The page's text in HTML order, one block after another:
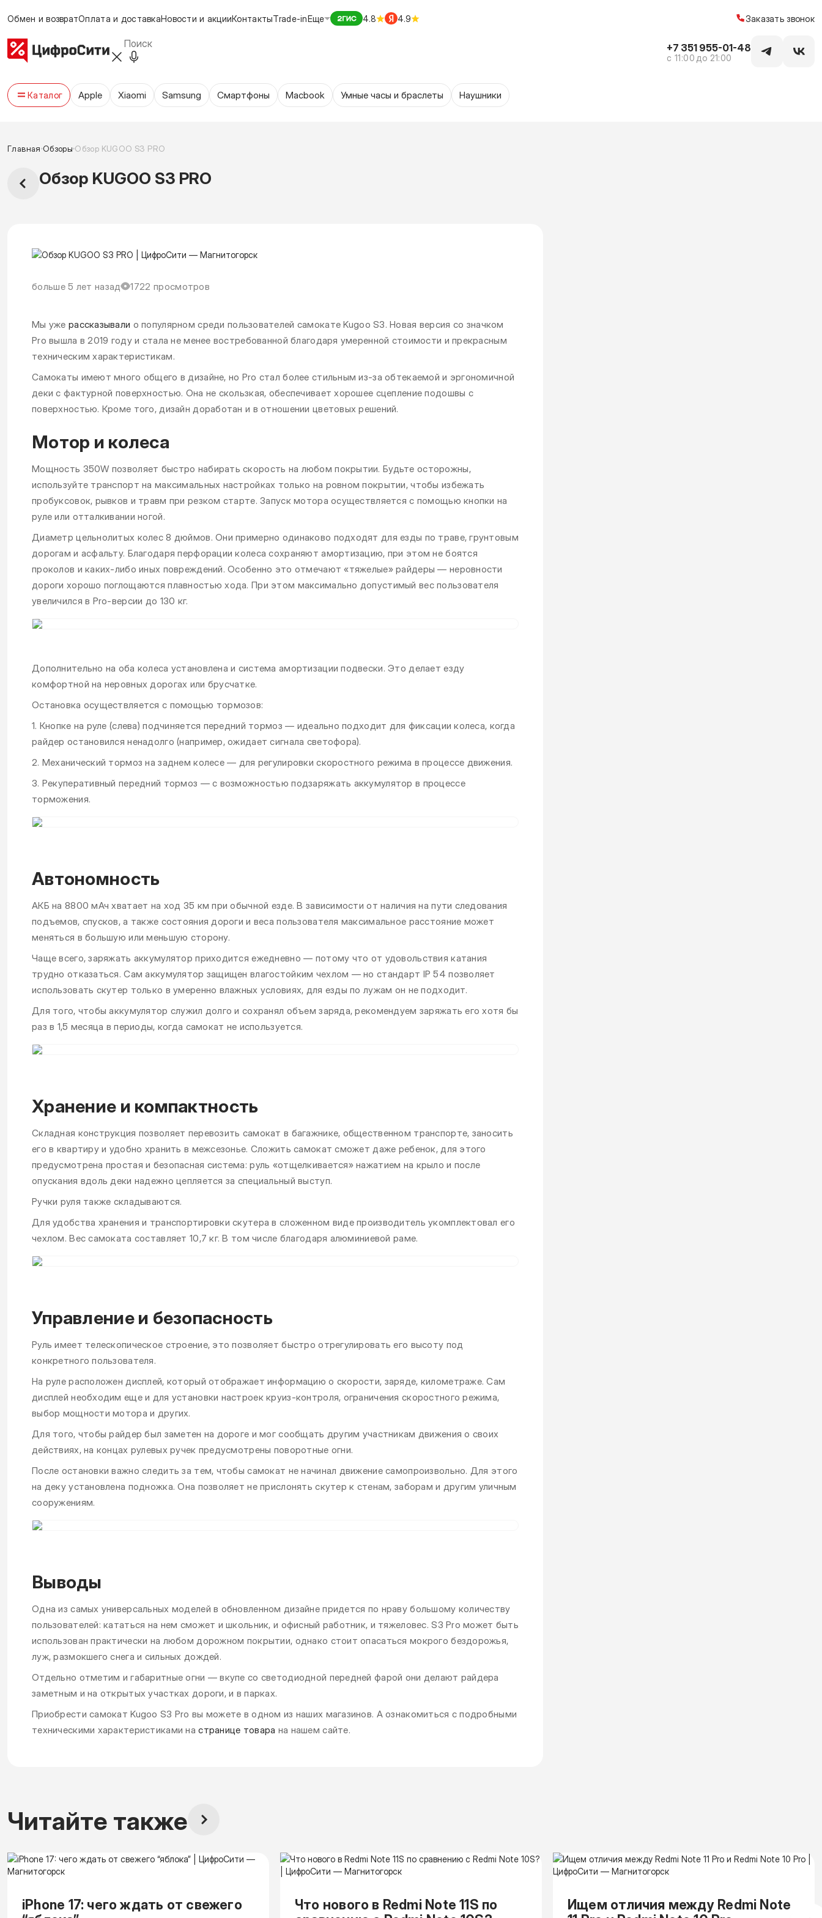
Обмен и возвратОплата и доставкаНовости и акцииКонтактыTrade-inЕще 4.8 4.9 Заказать звонок
+7 351 955-01-48
c 11:00 до 21:00
Каталог Apple Xiaomi Samsung Cмартфоны Macbook Умные часы и браслеты Наушники
Главная Обзоры Обзор KUGOO S3 PRO
Обзор KUGOO S3 PRO
больше 5 лет назад 1722 просмотров
Мы уже рассказывали о популярном среди пользователей самокате Kugoo S3. Новая версия со значком
Pro вышла в 2019 году и стала не менее востребованной благодаря умеренной стоимости и прекрасным
техническим характеристикам.
Самокаты имеют много общего в дизайне, но Pro стал более стильным из-за обтекаемой и эргономичной
деки с фактурной поверхностью. Она не скользкая, обеспечивает хорошее сцепление подошвы с
поверхностью. Кроме того, дизайн доработан и в отношении цветовых решений.
Мотор и колеса
Мощность 350W позволяет быстро набирать скорость на любом покрытии. Будьте осторожны,
используйте транспорт на максимальных настройках только на ровном покрытии, чтобы избежать
пробуксовок, рывков и травм при резком старте. Запуск мотора осуществляется с помощью кнопки на
руле или отталкивании ногой.
Диаметр цельнолитых колес 8 дюймов. Они примерно одинаково подходят для езды по траве, грунтовым
дорогам и асфальту. Благодаря перфорации колеса сохраняют амортизацию, при этом не боятся
проколов и каких-либо иных повреждений. Особенно это отмечают «тяжелые» райдеры — неровности
дороги хорошо поглощаются плавностью хода. При этом максимально допустимый вес пользователя
увеличился в Pro-версии до 130 кг.
Дополнительно на оба колеса установлена и система амортизации подвески. Это делает езду
комфортной на неровных дорогах или брусчатке.
Остановка осуществляется с помощью тормозов:
1. Кнопке на руле (слева) подчиняется передний тормоз — идеально подходит для фиксации колеса, когда
райдер остановился ненадолго (например, ожидает сигнала светофора).
2. Механический тормоз на заднем колесе — для регулировки скоростного режима в процессе движения.
3. Рекуперативный передний тормоз — с возможностью подзаряжать аккумулятор в процессе
торможения.
Автономность
АКБ на 8800 мАч хватает на ход 35 км при обычной езде. В зависимости от наличия на пути следования
подъемов, спусков, а также состояния дороги и веса пользователя максимальное расстояние может
меняться в большую или меньшую сторону.
Чаще всего, заряжать аккумулятор приходится ежедневно — потому что от удовольствия катания
трудно отказаться. Сам аккумулятор защищен влагостойким чехлом — но стандарт IP 54 позволяет
использовать скутер только в умеренно влажных условиях, для езды по лужам он не подходит.
Для того, чтобы аккумулятор служил долго и сохранял объем заряда, рекомендуем заряжать его хотя бы
раз в 1,5 месяца в периоды, когда самокат не используется.
Хранение и компактность
Складная конструкция позволяет перевозить самокат в багажнике, общественном транспорте, заносить
его в квартиру и удобно хранить в межсезонье. Сложить самокат сможет даже ребенок, для этого
предусмотрена простая и безопасная система: руль «отщелкивается» нажатием на крыло и после
опускания вдоль деки надежно цепляется за специальный выступ.
Ручки руля также складываются.
Для удобства хранения и транспортировки скутера в сложенном виде производитель укомплектовал его
чехлом. Вес самоката составляет 10,7 кг. В том числе благодаря алюминиевой раме.
Управление и безопасность
Руль имеет телескопическое строение, это позволяет быстро отрегулировать его высоту под
конкретного пользователя.
На руле расположен дисплей, который отображает информацию о скорости, заряде, километраже. Сам
дисплей необходим еще и для установки настроек круиз-контроля, ограничения скоростного режима,
выбор мощности мотора и других.
Для того, чтобы райдер был заметен на дороге и мог сообщать другим участникам движения о своих
действиях, на концах рулевых ручек предусмотрены поворотные огни.
После остановки важно следить за тем, чтобы самокат не начинал движение самопроизвольно. Для этого
на деку установлена подножка. Она позволяет не прислонять скутер к стенам, заборам и другим уличным
сооружениям.
Выводы
Одна из самых универсальных моделей в обновленном дизайне придется по нраву большому количеству
пользователей: кататься на нем сможет и школьник, и офисный работник, и тяжеловес. S3 Pro может быть
использован практически на любом дорожном покрытии, однако стоит опасаться мокрого бездорожья,
луж, размокшего снега и сильных дождей.
Отдельно отметим и габаритные огни — вкупе со светодиодной передней фарой они делают райдера
заметным и на открытых участках дороги, и в парках.
Приобрести самокат Kugoo S3 Pro вы можете в одном из наших магазинов. А ознакомиться с подробными
техническими характеристиками настранице товара на нашем сайте.
Читайте также
iPhone 17: чего ждать от свежего
Что нового в Redmi Note 11S по
Ищем отличия между Redmi Note